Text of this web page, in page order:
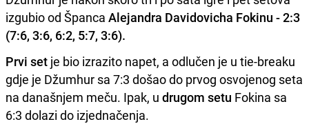
izgubio od Španca Alejandra Davidovicha Fokinu - 2:3
(7:6, 3:6, 6:2, 5:7, 3:6).
Prvi set je bio izrazito napet, a odlučen je u tie-breaku
gdje je Džumhur sa 7:3 došao do prvog osvojenog seta
na današnjem meču. Ipak, u drugom setu Fokina sa
6:3 dolazi do izjednačenja.